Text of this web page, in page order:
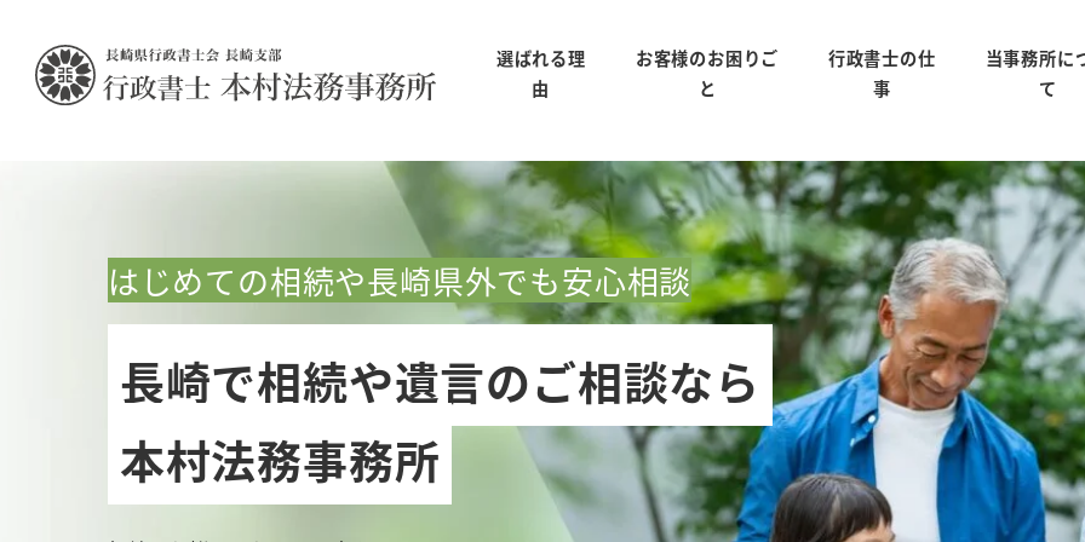
選ばれる理
由
お客様のお困りご
と
行政書士の仕
事
当事務所に
て
はじめての相続や長崎県外でも安心相談
長崎で相続や遺言のご相談なら
本村法務事務所